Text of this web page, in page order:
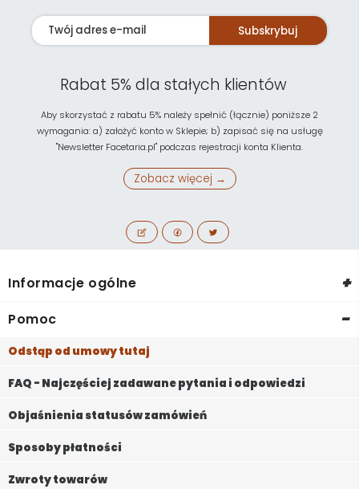
Subskrybuj
Rabat 5% dla stałych klientów
Aby skorzystać z rabatu 5% należy spełnić (łącznie) poniższe 2
wymagania: a) założyć konto w Sklepie; b) zapisać się na usługę
"Newsletter Facetaria.pl" podczas rejestracji konta Klienta.
Zobacz więcej →
Informacje ogólne +
Pomoc -
Odstąp od umowy tutaj
FAQ - Najczęściej zadawane pytania i odpowiedzi
Objaśnienia statusów zamówień
Sposoby płatności
Zwroty towarów